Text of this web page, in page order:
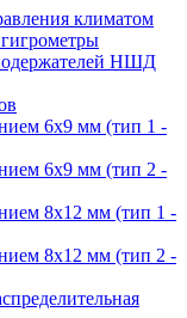
климатом
НШД
6х9 мм (тип 1 -
6х9 мм (тип 2 -
8х12 мм (тип 1 -
8х12 мм (тип 2 -